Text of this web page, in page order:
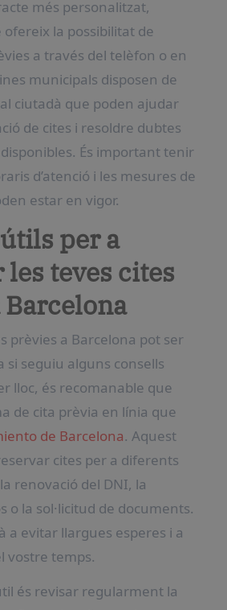
més personalitzat,
la possibilitat de
a través del telèfon o en
municipals disposen de
ciutadà que poden ajudar
de cites i resoldre dubtes
És important tenir
d’atenció i les mesures de
estar en vigor.
per a
les teves cites
prèvies a Barcelona pot ser
si seguiu alguns consells
lloc, és recomanable que
de cita prèvia en línia que
de Barcelona. Aquest
cites per a diferents
renovació del DNI, la
o la sol·licitud de documents.
a evitar llargues esperes i a
vostre temps.
és revisar regularment la